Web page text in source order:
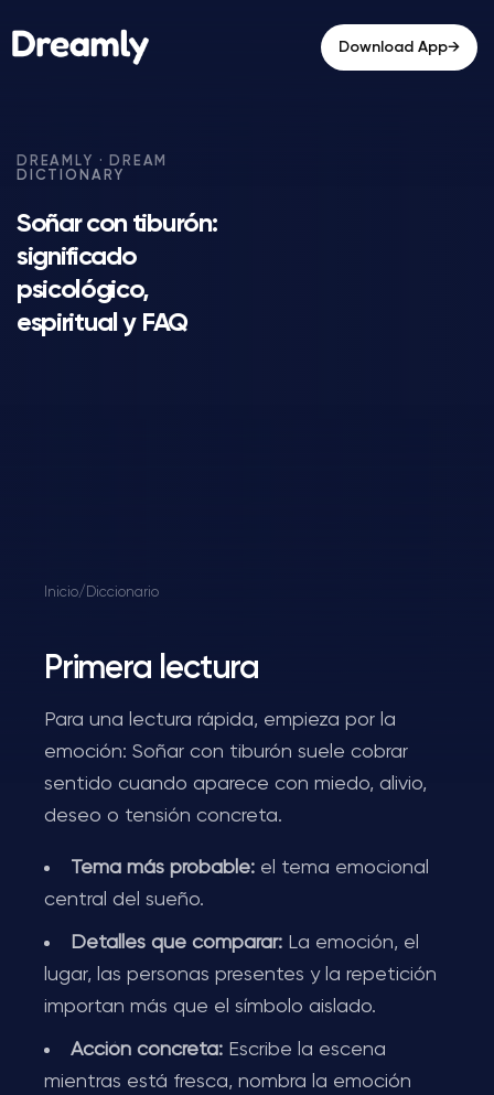
Download App→
Soñar con tiburón:
significado
psicológico,
espiritual y FAQ
Inicio/ Diccionario
Primera lectura
Para una lectura rápida, empieza por la
emoción: Soñar con tiburón suele cobrar
sentido cuando aparece con miedo, alivio,
deseo o tensión concreta.
Tema más probable: el tema emocional
central del sueño.
Detalles que comparar: La emoción, el
lugar, las personas presentes y la repetición
importan más que el símbolo aislado.
Acción concreta: Escribe la escena
mientras está fresca, nombra la emoción